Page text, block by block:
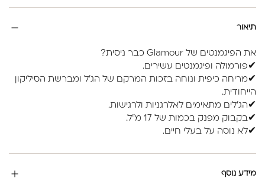
תיאור
את הפיגמנטים של Glamour כבר ניסית?
✔פורמולה ופיגמנטים עשירים.
✔מריחה כיפית ונוחה בזכות המרקם של הג'ל ומברשת הסיליקון
הייחודית.
✔הג'לים מתאימים לאלרגניות ולרגישות.
✔בקבוק מפנק בכמות של 17 מ"ל.
✔לא נוסה על בעלי חיים.
מידע נוסף